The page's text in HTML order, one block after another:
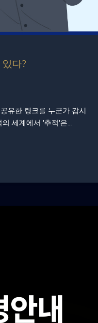
다?
유한 링크를 누군가 감시
세계에서 '추적'은...